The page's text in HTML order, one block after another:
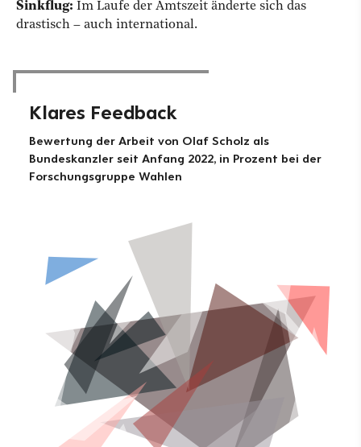
Sinkflug: Im Laufe der Amtszeit änderte sich das
drastisch – auch international.
Klares Feedback
Bewertung der Arbeit von Olaf Scholz als
Bundeskanzler seit Anfang 2022, in Prozent bei der
Forschungsgruppe Wahlen